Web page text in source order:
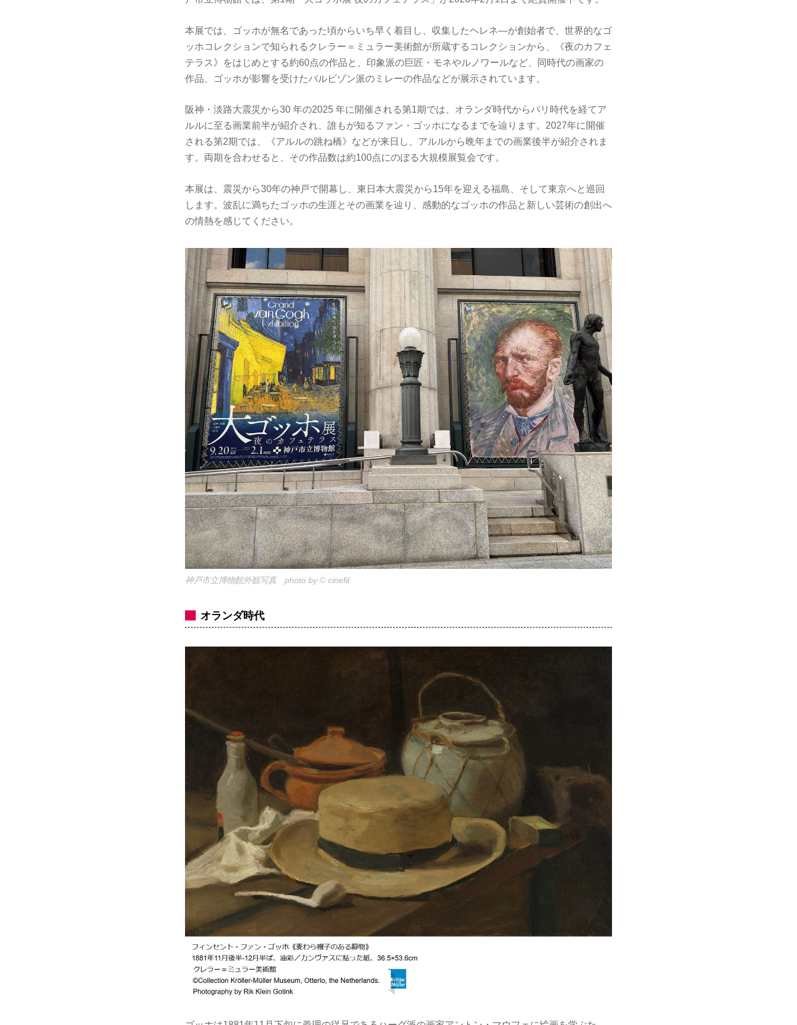
本展では、ゴッホが無名であった頃からいち早く着目し、収集したヘレネ―が創始者で、世界的なゴ
ッホコレクションで知られるクレラー＝ミュラー美術館が所蔵するコレクションから、《夜のカフェ
テラス》をはじめとする約60点の作品と、印象派の巨匠・モネやルノワールなど、同時代の画家の
作品、ゴッホが影響を受けたバルビゾン派のミレーの作品などが展示されています。
阪神・淡路大震災から30 年の2025 年に開催される第1期では、オランダ時代からパリ時代を経てア
ルルに至る画業前半が紹介され、誰もが知るファン・ゴッホになるまでを辿ります。2027年に開催
される第2期では、《アルルの跳ね橋》などが来日し、アルルから晩年までの画業後半が紹介されま
す。両期を合わせると、その作品数は約100点にのぼる大規模展覧会です。
本展は、震災から30年の神戸で開幕し、東日本大震災から15年を迎える福島、そして東京へと巡回
します。波乱に満ちたゴッホの生涯とその画業を辿り、感動的なゴッホの作品と新しい芸術の創出へ
の情熱を感じてください。
神戸市立博物館外観写真 photo by © cinefil
オランダ時代